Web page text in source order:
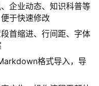
企业动态、知识科普等
于快速修改
首缩进、行间距、字体
格式导入，导